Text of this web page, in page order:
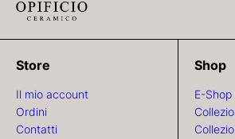
Store
Il mio account
Ordini
Contatti
Shop
E-Shop